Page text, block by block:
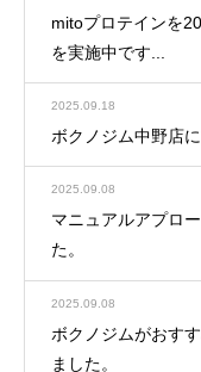
mitoプロテインを
を実施中です...
2025.09.18
ボクノジム中野店
2025.09.08
マニュアルアプロ
た。
2025.09.08
ボクノジムがおす
ました。